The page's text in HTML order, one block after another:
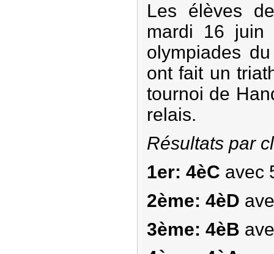
Les élèves
mardi 16
olympiades
ont fait un
tournoi de
relais.
Résultats par
1er: 4èC avec
2ème: 4èD
3ème: 4èB